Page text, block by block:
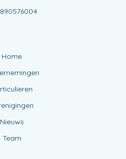
Home
Nieuws
Team